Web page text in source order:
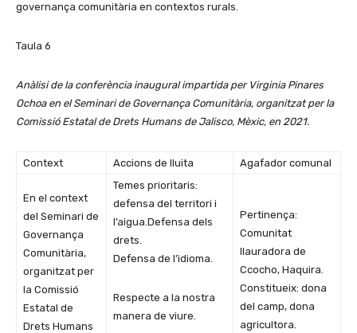
governança comunitària en contextos rurals.
Taula 6
Anàlisi de la conferència inaugural impartida per Virginia Pinares
Ochoa en el Seminari de Governança Comunitària, organitzat per la
Comissió Estatal de Drets Humans de Jalisco, Mèxic, en 2021.
Context Accions de lluita Agafador comunal
En el context
del Seminari de
Governança
Comunitària,
organitzat per
la Comissió
Estatal de
Drets Humans
Temes prioritaris:
defensa del territori i
l’aigua.Defensa dels
drets.
Defensa de l’idioma.
Respecte a la nostra
manera de viure.
Pertinença:
Comunitat
llauradora de
Ccocho, Haquira.
Constitueix: dona
del camp, dona
agricultora.